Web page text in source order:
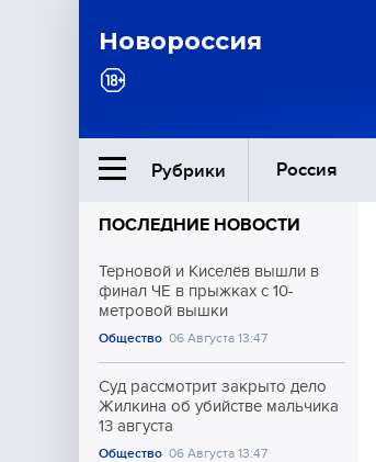
Новороссия
Рубрики Россия
Ближний Восток
Общество
Культура
ПОСЛЕДНИЕ НОВОСТИ
Терновой и Киселёв вышли в
финал ЧЕ в прыжках с 10-
метровой вышки
Общество 06 Августа 13:47
Суд рассмотрит закрыто дело
Жилкина об убийстве мальчика
13 августа
Общество 06 Августа 13:47